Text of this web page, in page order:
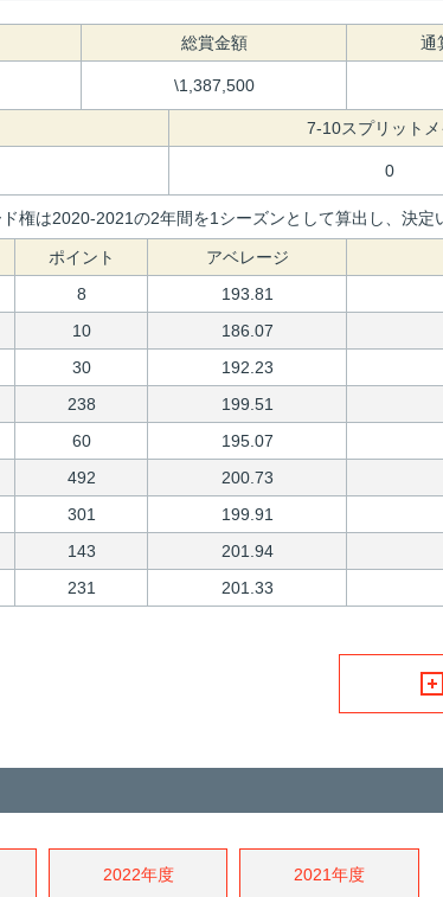
総賞金額 通
\1,387,500
7-10スプリットメ
0
は2020-2021の2年間を1シーズンとして算出し、決定
ポイント アベレージ
8 193.81
10 186.07
30 192.23
238 199.51
60 195.07
492 200.73
301 199.91
143 201.94
231 201.33
2022年度 2021年度